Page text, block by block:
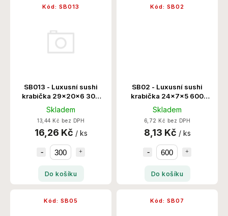
SB013 - Luxusní sushi
krabička 29x20x6 300
Ks/Krt
Skladem
13,44 Kč bez DPH
16,26 Kč / ks
Do košíku
Kód: SB013
SB02 - Luxusní sushi
krabička 24x7x5 600
Ks/Krt
Skladem
6,72 Kč bez DPH
8,13 Kč / ks
Do košíku
Kód: SB02
Kód: SB05 Kód: SB07